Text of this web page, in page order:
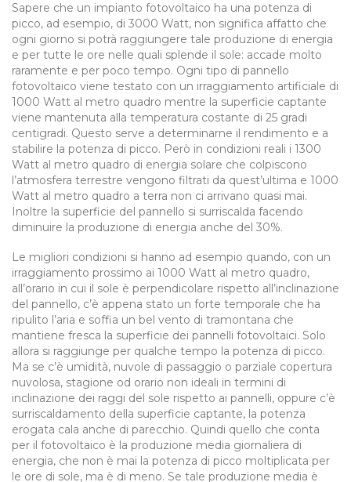
Sapere che un impianto fotovoltaico ha una potenza di
picco, ad esempio, di 3000 Watt, non significa affatto che
ogni giorno si potrà raggiungere tale produzione di energia
e per tutte le ore nelle quali splende il sole: accade molto
raramente e per poco tempo. Ogni tipo di pannello
fotovoltaico viene testato con un irraggiamento artificiale di
1000 Watt al metro quadro mentre la superficie captante
viene mantenuta alla temperatura costante di 25 gradi
centigradi. Questo serve a determinarne il rendimento e a
stabilire la potenza di picco. Però in condizioni reali i 1300
Watt al metro quadro di energia solare che colpiscono
l’atmosfera terrestre vengono filtrati da quest’ultima e 1000
Watt al metro quadro a terra non ci arrivano quasi mai.
Inoltre la superficie del pannello si surriscalda facendo
diminuire la produzione di energia anche del 30%.
Le migliori condizioni si hanno ad esempio quando, con un
irraggiamento prossimo ai 1000 Watt al metro quadro,
all’orario in cui il sole è perpendicolare rispetto all’inclinazione
del pannello, c’è appena stato un forte temporale che ha
ripulito l’aria e soffia un bel vento di tramontana che
mantiene fresca la superficie dei pannelli fotovoltaici. Solo
allora si raggiunge per qualche tempo la potenza di picco.
Ma se c’è umidità, nuvole di passaggio o parziale copertura
nuvolosa, stagione od orario non ideali in termini di
inclinazione dei raggi del sole rispetto ai pannelli, oppure c’è
surriscaldamento della superficie captante, la potenza
erogata cala anche di parecchio. Quindi quello che conta
per il fotovoltaico è la produzione media giornaliera di
energia, che non è mai la potenza di picco moltiplicata per
le ore di sole, ma è di meno. Se tale produzione media è